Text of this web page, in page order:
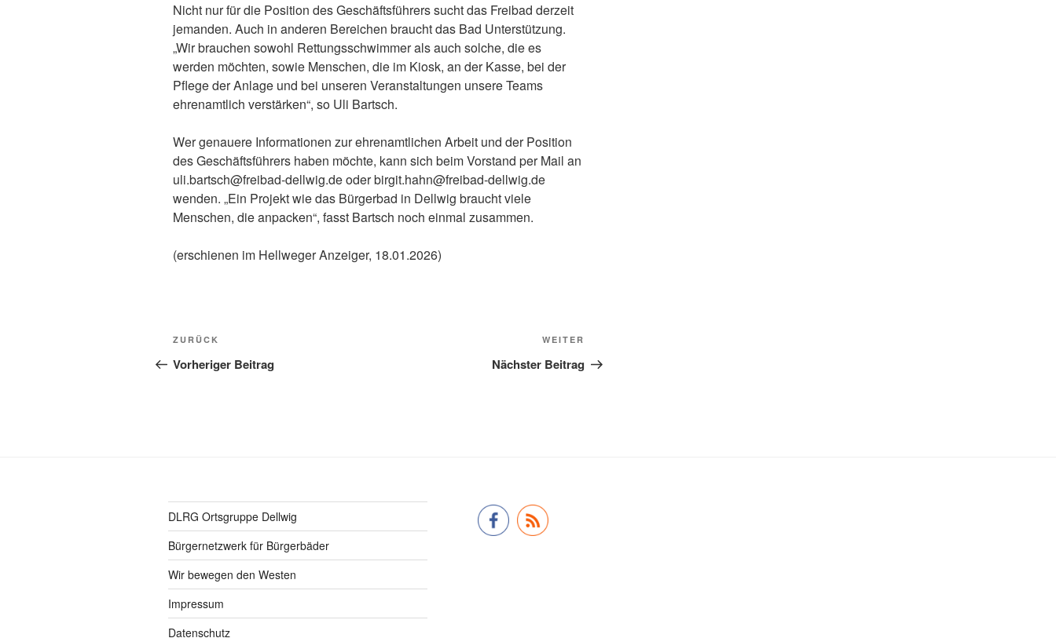
Nicht nur für die Position des Geschäftsführers sucht das Freibad derzeit
jemanden. Auch in anderen Bereichen braucht das Bad Unterstützung.
„Wir brauchen sowohl Rettungsschwimmer als auch solche, die es
werden möchten, sowie Menschen, die im Kiosk, an der Kasse, bei der
Pflege der Anlage und bei unseren Veranstaltungen unsere Teams
ehrenamtlich verstärken“, so Uli Bartsch.
Wer genauere Informationen zur ehrenamtlichen Arbeit und der Position
des Geschäftsführers haben möchte, kann sich beim Vorstand per Mail an
uli.bartsch@freibad-dellwig.de oder birgit.hahn@freibad-dellwig.de
wenden. „Ein Projekt wie das Bürgerbad in Dellwig braucht viele
Menschen, die anpacken“, fasst Bartsch noch einmal zusammen.
(erschienen im Hellweger Anzeiger, 18.01.2026)
Beitragsnavigation
Vorheriger
Beitrag
ZURÜCK
Vorheriger Beitrag
Beitrag
WEITER
Nächster Beitrag
DLRG Ortsgruppe Dellwig
Bürgernetzwerk für Bürgerbäder
Wir bewegen den Westen
Impressum
Datenschutz